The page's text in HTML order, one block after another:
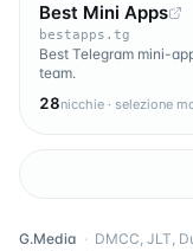
Best Mini Apps
bestapps.tg
Best Telegram mini-
team.
28nicchie · selezione
G.Media · DMCC, JLT,